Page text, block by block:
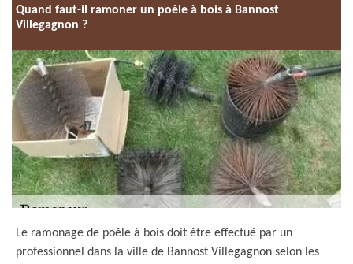
Quand faut-il ramoner un poêle à bois à Bannost
Villegagnon ?
Le ramonage de poêle à bois doit être effectué par un
professionnel dans la ville de Bannost Villegagnon selon les